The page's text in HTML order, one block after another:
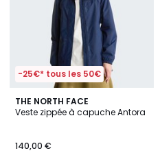
-25€* tous les 50€
THE NORTH FACE
Veste zippée à capuche Antora
140,00 €
4,6
/ 5